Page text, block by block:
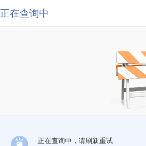
正在查询中
正在查询中，请刷新重试